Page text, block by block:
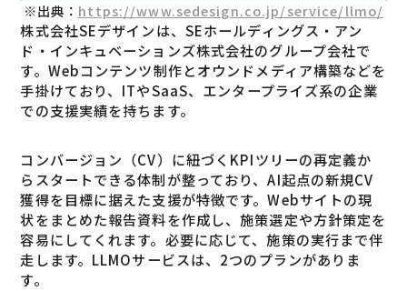
※出典： https://www.sedesign.co.jp/service/llmo/
株式会社SEデザインは、SEホールディングス・アン
ド・インキュベーションズ株式会社のグループ会社で
す。Webコンテンツ制作とオウンドメディア構築などを
手掛けており、ITやSaaS、エンタープライズ系の企業
での支援実績を持ちます。
コンバージョン（CV）に紐づくKPIツリーの再定義か
らスタートできる体制が整っており、AI起点の新規CV
獲得を目標に据えた支援が特徴です。Webサイトの現
状をまとめた報告資料を作成し、施策選定や方針策定を
容易にしてくれます。必要に応じて、施策の実行まで伴
走します。LLMOサービスは、2つのプランがありま
す。